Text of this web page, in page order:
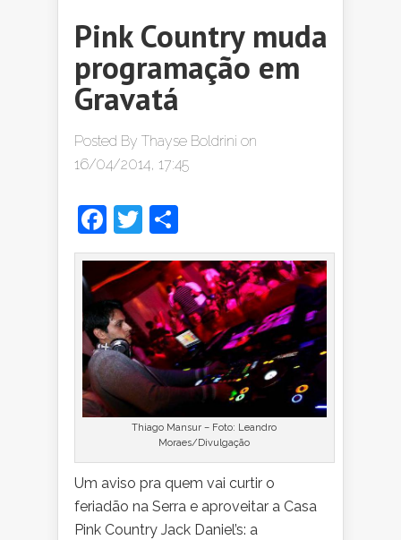
Pink Country muda
programação em
Gravatá
Posted By Thayse Boldrini on
16/04/2014, 17:45
Facebook
Twitter
Thiago Mansur – Foto: Leandro
Moraes/Divulgação
Um aviso pra quem vai curtir o
feriadão na Serra e aproveitar a Casa
Pink Country Jack Daniel’s: a